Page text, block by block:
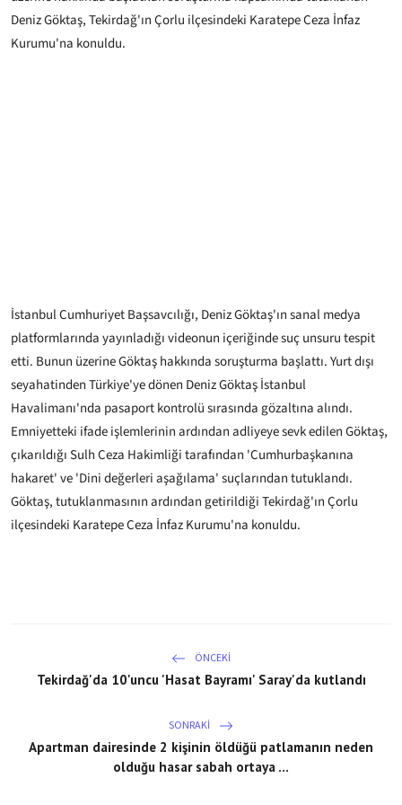
Deniz Göktaş, Tekirdağ'ın Çorlu ilçesindeki Karatepe Ceza İnfaz
Kurumu'na konuldu.
İstanbul Cumhuriyet Başsavcılığı, Deniz Göktaş'ın sanal medya
platformlarında yayınladığı videonun içeriğinde suç unsuru tespit
etti. Bunun üzerine Göktaş hakkında soruşturma başlattı. Yurt dışı
seyahatinden Türkiye'ye dönen Deniz Göktaş İstanbul
Havalimanı'nda pasaport kontrolü sırasında gözaltına alındı.
Emniyetteki ifade işlemlerinin ardından adliyeye sevk edilen Göktaş,
çıkarıldığı Sulh Ceza Hakimliği tarafından 'Cumhurbaşkanına
hakaret' ve 'Dini değerleri aşağılama' suçlarından tutuklandı.
Göktaş, tutuklanmasının ardından getirildiği Tekirdağ'ın Çorlu
ilçesindeki Karatepe Ceza İnfaz Kurumu'na konuldu.
ÖNCEKI
Tekirdağ'da 10'uncu 'Hasat Bayramı' Saray'da kutlandı
SONRAKI
Apartman dairesinde 2 kişinin öldüğü patlamanın neden
olduğu hasar sabah ortaya ...